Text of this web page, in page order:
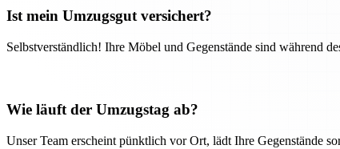
Ist mein Umzugsgut versichert?
Selbstverständlich! Ihre Möbel und Gegenstände sind während
Wie läuft der Umzugstag ab?
Unser Team erscheint pünktlich vor Ort, lädt Ihre Gegenstände